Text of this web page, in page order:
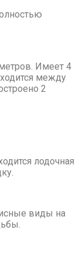
Имеет 4
между
2
лодочная
виды на